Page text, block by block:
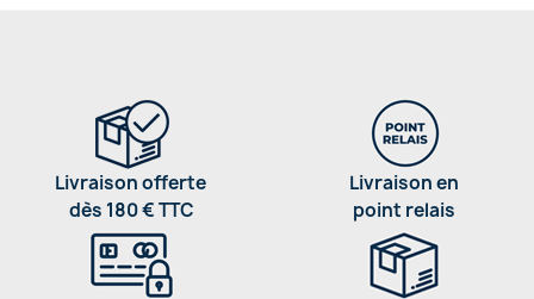
Livraison offerte
dès 180 € TTC
Livraison en
point relais